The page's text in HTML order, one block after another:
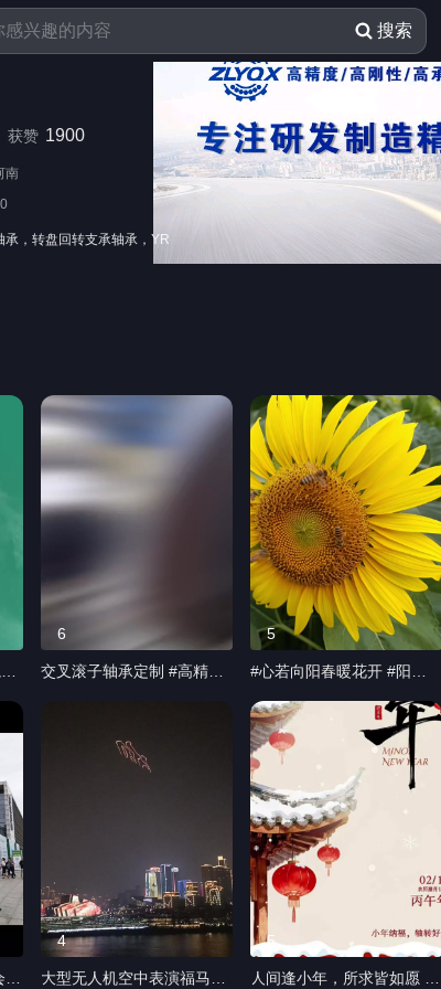
搜索
获赞 1900
南
，转盘回转支承轴承，YR
线
6
交叉滚子轴承定制 #高精度
转台，接受非标定制。#高
精度转盘轴承装配选型#轴
5
#心若向阳春暖花开 #阳光
步 ，工作之余，小院里面走
一走，放松心情愉悦好时
光。
4
大型无人机空中表演福马贺
5
人间逢小年，所求皆如愿 新